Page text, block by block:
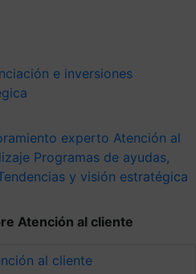
e inversiones
experto Atención al
Programas de ayudas,
y visión estratégica
Atención al cliente
al cliente